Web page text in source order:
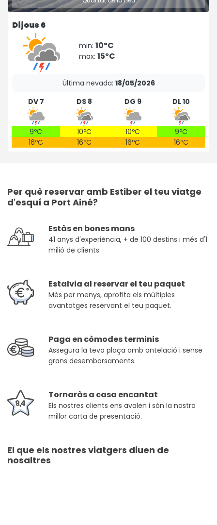
Dijous 6
min: 10ºC
max: 15ºC
Última nevada: 18/05/2026
DV 7
9ºC
16ºC
DS 8
10ºC
16ºC
DG 9
10ºC
16ºC
DL 10
9ºC
16ºC
Per què reservar amb Estiber el teu viatge
d'esquí a Port Ainé?
Estàs en bones mans
41 anys d'experiència, + de 100 destins i més d'1
milió de clients.
Estalvia al reservar el teu paquet
Més per menys, aprofita els múltiples
avantatges reservant el teu paquet.
Paga en còmodes terminis
Assegura la teva plaça amb antelació i sense
grans desemborsaments.
Tornaràs a casa encantat
Els nostres clients ens avalen i són la nostra
millor carta de presentació.
El que els nostres viatgers diuen de
nosaltres